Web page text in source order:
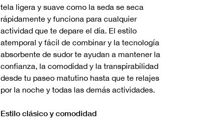
tela ligera y suave como la seda se seca
rápidamente y funciona para cualquier
actividad que te depare el día. El estilo
atemporal y fácil de combinar y la tecnología
absorbente de sudor te ayudan a mantener la
confianza, la comodidad y la transpirabilidad
desde tu paseo matutino hasta que te relajes
por la noche y todas las demás actividades.
Estilo clásico y comodidad